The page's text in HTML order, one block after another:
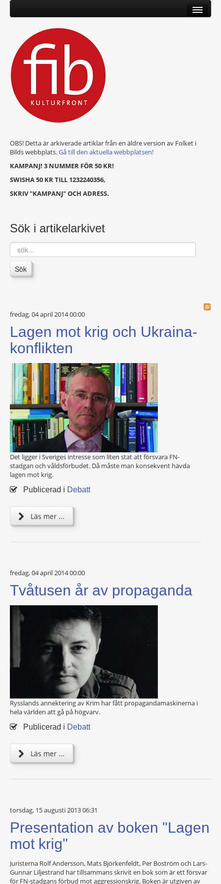
OBS! Detta är arkiverade artiklar från en äldre version av Folket i
Bilds webbplats.Gå till den aktuella webbplatsen!
KAMPANJ! 3 NUMMER FÖR 50 KR!
SWISHA 50 KR TILL 1232240356,
SKRIV "KAMPANJ" OCH ADRESS.
Sök i artikelarkivet
sök...
Sök
fredag, 04 april 2014 00:00
Lagen mot krig och Ukraina-
konflikten
Det ligger i Sveriges intresse som liten stat att försvara FN-
stadgan och våldsförbudet. Då måste man konsekvent hävda
lagen mot krig.
Publicerad i Debatt
Läs mer ...
fredag, 04 april 2014 00:00
Tvåtusen år av propaganda
Rysslands annektering av Krim har fått propagandamaskinerna i
hela världen att gå på högvarv.
Publicerad i Debatt
Läs mer ...
torsdag, 15 augusti 2013 06:31
Presentation av boken "Lagen
mot krig"
Juristerna Rolf Andersson, Mats Björkenfeldt, Per Boström och Lars-
Gunnar Liljestrand har tillsammans skrivit en bok som är ett försvar
för FN-stadgans förbud mot aggressionskrig. Boken är utgiven av